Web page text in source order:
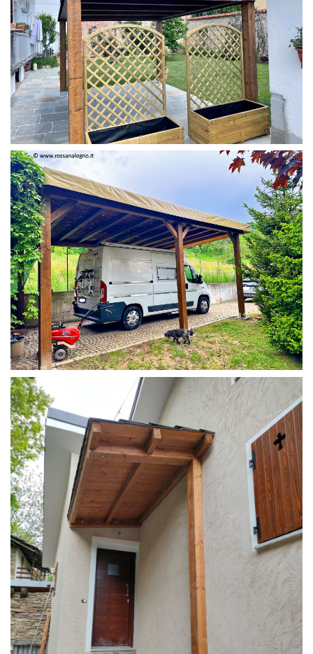
PERGOLA 4 X 3 COLOR MIRTO
COPERTURA CAMPER